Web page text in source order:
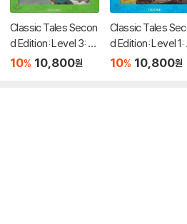
Classic Tales Secon
d Edition: Level 3: M
ulan Audio Pack
10% 10,800원
Classic Tales
d Edition: Level 1:
e Shoemaker and
10% 10,800원